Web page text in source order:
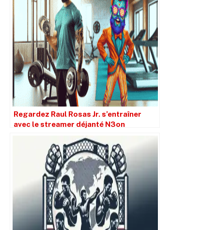
Regardez Raul Rosas Jr. s’entraîner
avec le streamer déjanté N3on